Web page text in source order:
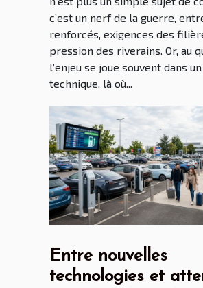
c’est un nerf de la guerre,
renforcés, exigences des
pression des riverains. Or, au
l’enjeu se joue souvent dans
technique, là où...
Entre nouvelles
technologies et